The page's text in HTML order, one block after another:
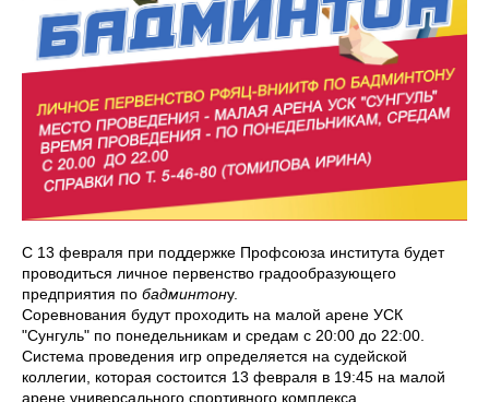
С 13 февраля при поддержке Профсоюза института будет
проводиться личное первенство градообразующего
предприятия по бадминтону.
Соревнования будут проходить на малой арене УСК
"Сунгуль" по понедельникам и средам с 20:00 до 22:00.
Система проведения игр определяется на судейской
коллегии, которая состоится 13 февраля в 19:45 на малой
арене универсального спортивного комплекса.